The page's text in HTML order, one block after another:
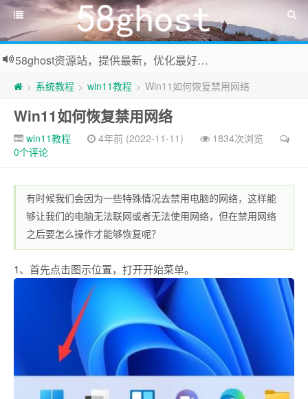
58ghost资源站，提供最新，优化最好系统及装机常用软件下载
> 系统教程 > win11教程 > Win11如何恢复禁用网络
Win11如何恢复禁用网络
win11教程 4年前 (2022-11-11)
1834次浏览
0个评论
有时候我们会因为一些特殊情况去禁用电脑的网络，这样能
够让我们的电脑无法联网或者无法使用网络，但在禁用网络
之后要怎么操作才能够恢复呢？
1、首先点击图示位置，打开开始菜单。